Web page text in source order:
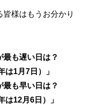
様はもうお分かり
最も遅い日は？
は1月7日）」
最も早い日は？
12月6日）」